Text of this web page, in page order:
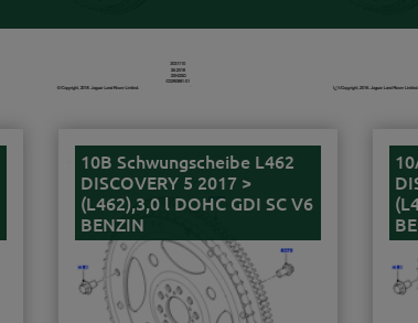
10B Schwungscheibe L462
DISCOVERY 5 2017 >
(L462),3,0 l DOHC GDI SC V6
BENZIN